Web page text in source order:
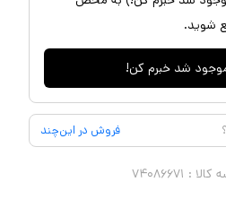
شوید.
شد خبرم کن!
فروش در این‌چند
کالا : ۷۴۰۸۶۶۷۱